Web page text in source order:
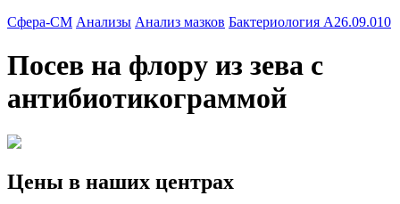
Сфера-СМ Анализы Анализ мазков Бактериология A26.09.010
Посев на флору из зева с
антибиотикограммой
Цены в наших центрах